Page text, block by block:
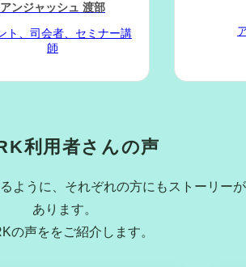
アンジャッシュ 渡部
ト、司会者、セミナー講
師
利用者さんの声
ように、それぞれの方にもストーリーが
あります。
の声ををご紹介します。